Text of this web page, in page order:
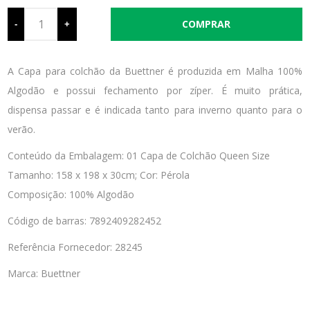
- +
A Capa para colchão da Buettner é produzida em Malha 100%
Algodão e possui fechamento por zíper. É muito prática,
dispensa passar e é indicada tanto para inverno quanto para o
verão.
Conteúdo da Embalagem: 01 Capa de Colchão Queen Size
Tamanho: 158 x 198 x 30cm; Cor: Pérola
Composição: 100% Algodão
Código de barras: 7892409282452
Referência Fornecedor: 28245
Marca: Buettner